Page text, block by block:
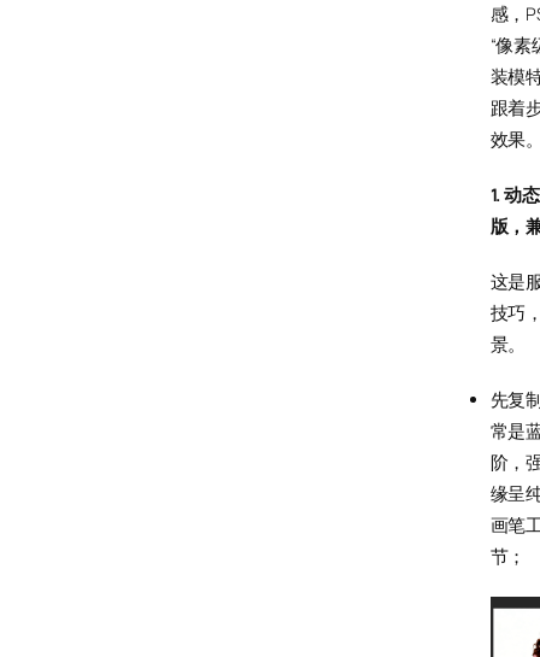
感，
“像
装模
跟着
效果
1. 动
版，
这是
技巧
景。
先复
常是
阶，
缘呈
画笔
节；